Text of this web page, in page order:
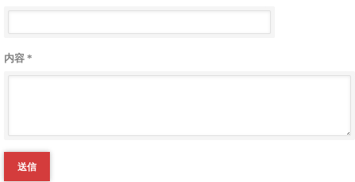
内容 *
送信